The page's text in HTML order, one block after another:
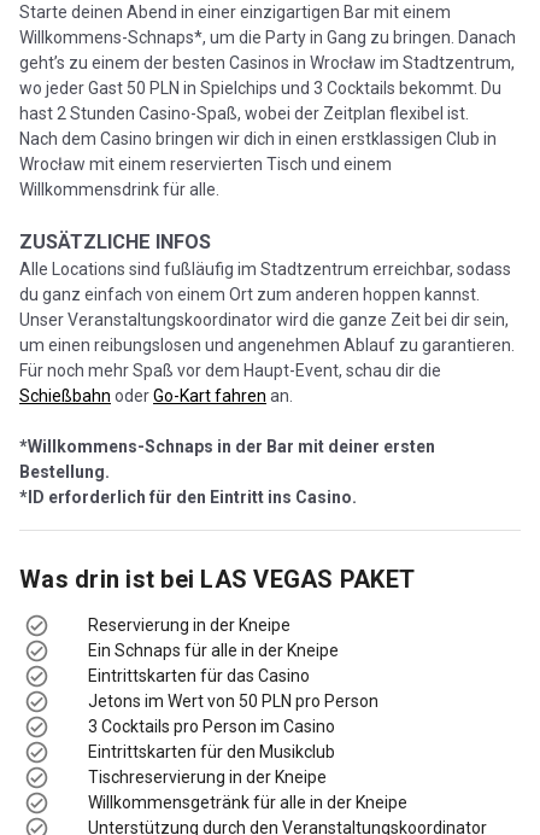
Starte deinen Abend in einer einzigartigen Bar mit einem
Willkommens-Schnaps*, um die Party in Gang zu bringen. Danach
geht’s zu einem der besten Casinos in Wrocław im Stadtzentrum,
wo jeder Gast 50 PLN in Spielchips und 3 Cocktails bekommt. Du
hast 2 Stunden Casino-Spaß, wobei der Zeitplan flexibel ist.
Nach dem Casino bringen wir dich in einen erstklassigen Club in
Wrocław mit einem reservierten Tisch und einem
Willkommensdrink für alle.
ZUSÄTZLICHE INFOS
Alle Locations sind fußläufig im Stadtzentrum erreichbar, sodass
du ganz einfach von einem Ort zum anderen hoppen kannst.
Unser Veranstaltungskoordinator wird die ganze Zeit bei dir sein,
um einen reibungslosen und angenehmen Ablauf zu garantieren.
Für noch mehr Spaß vor dem Haupt-Event, schau dir die
Schießbahn oderGo-Kart fahren an.
*Willkommens-Schnaps in der Bar mit deiner ersten
Bestellung.
*ID erforderlich für den Eintritt ins Casino.
Was drin ist bei LAS VEGAS PAKET
Reservierung in der Kneipe
Ein Schnaps für alle in der Kneipe
Eintrittskarten für das Casino
Jetons im Wert von 50 PLN pro Person
3 Cocktails pro Person im Casino
Eintrittskarten für den Musikclub
Tischreservierung in der Kneipe
Willkommensgetränk für alle in der Kneipe
Unterstützung durch den Veranstaltungskoordinator